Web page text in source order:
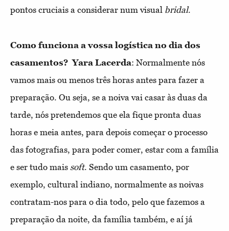
pontos cruciais a considerar num visual bridal.
Como funciona a vossa logística no dia dos
casamentos?Yara Lacerda: Normalmente nós
vamos mais ou menos três horas antes para fazer a
preparação. Ou seja, se a noiva vai casar às duas da
tarde, nós pretendemos que ela fique pronta duas
horas e meia antes, para depois começar o processo
das fotografias, para poder comer, estar com a família
e ser tudo mais soft. Sendo um casamento, por
exemplo, cultural indiano, normalmente as noivas
contratam-nos para o dia todo, pelo que fazemos a
preparação da noite, da família também, e aí já